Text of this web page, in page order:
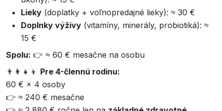
Lieky (doplatky + voľnopredajné lieky): ≈ 30 €
Doplnky výživy (vitamíny, minerály, probiotiká): ≈
15 €
Spolu: 👉 ≈ 60 € mesačne na osobu
👨‍👩‍👧‍👦 Pre 4-člennú rodinu:
60 € × 4 osoby
👉 ≈ 240 € mesačne